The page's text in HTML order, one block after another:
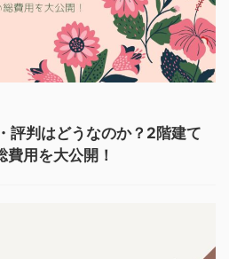
評判はどうなのか？2階建て
用を大公開！